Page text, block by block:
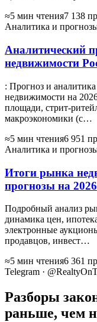
≈5 мин чтения7 138
Аналитика и
Аналитический
недвижимости
: Прогноз и
недвижимости на
площади, стрит-
макроэкономики (с…
≈5 мин чтения6 951
Аналитика и
Итоги рынка
прогнозы на 2026
Подробный анализ
динамика цен,
электронные
продавцов, инвест…
≈5 мин чтения6 361
Telegram ·
Разборы
раньше, чем